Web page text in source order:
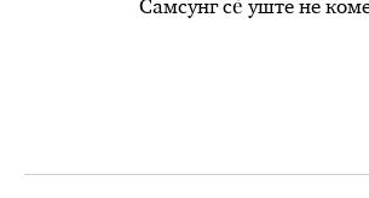
Самсунг сè уште не